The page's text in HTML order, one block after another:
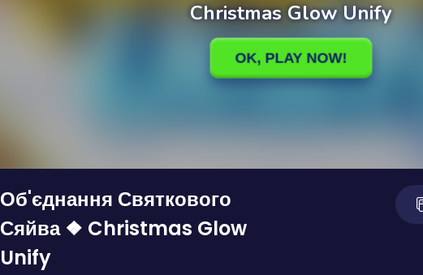
Об'єднання Святкового
Сяйва ❖ Christmas Glow
Unify